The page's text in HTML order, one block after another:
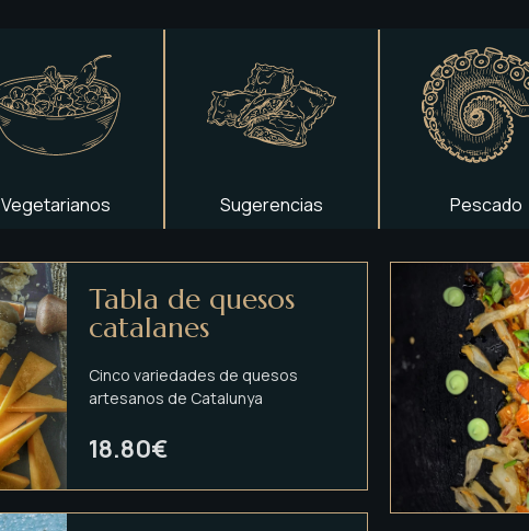
Vegetarianos Sugerencias Pescado
Tabla de quesos
catalanes
Cinco variedades de quesos
artesanos de Catalunya
18.80€